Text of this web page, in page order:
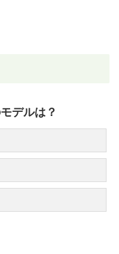
デルは？